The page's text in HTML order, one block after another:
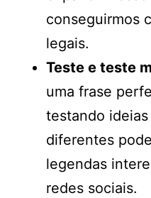
conseguirmos
legais.
Teste e teste
uma frase
testando
diferentes
legendas
redes sociais.